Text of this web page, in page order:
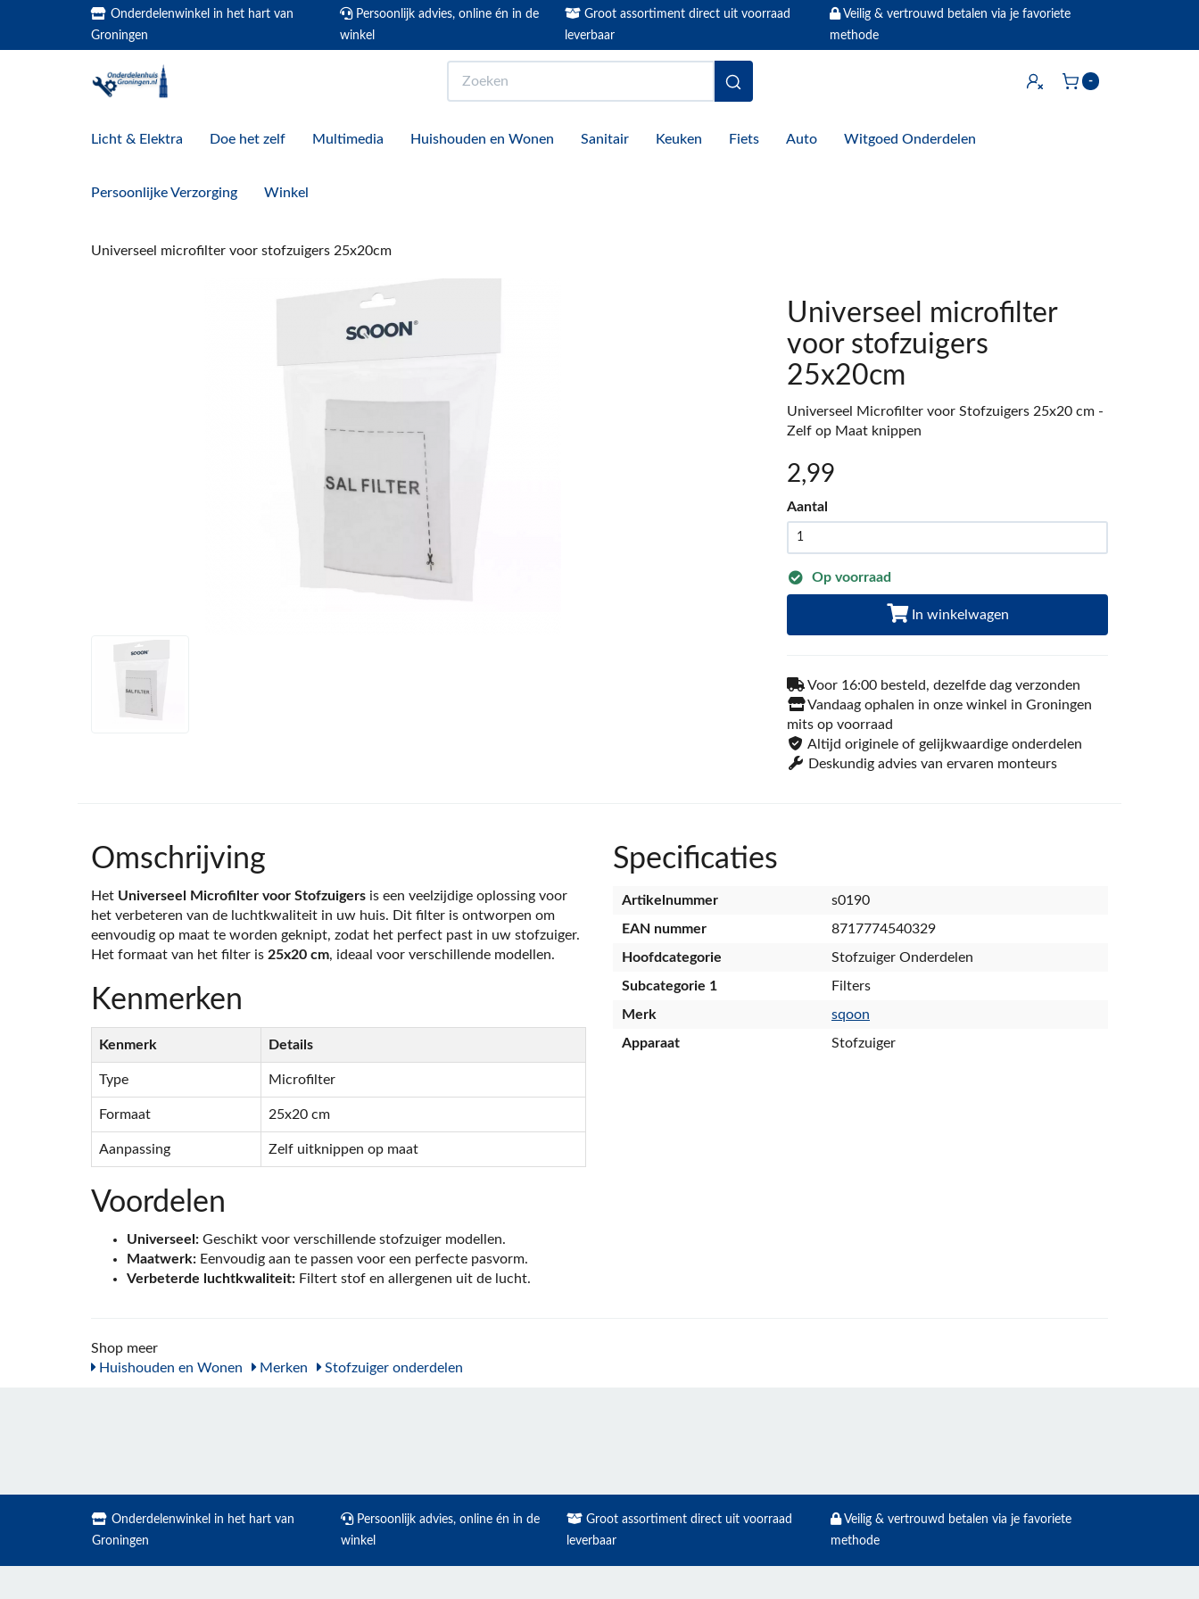
Onderdelenwinkel in het hart van
Groningen
Persoonlijk advies, online én in de
winkel
Groot assortiment direct uit voorraad
leverbaar
Veilig & vertrouwd betalen via je favoriete
methode
Inloggen -
Licht & Elektra Doe het zelf Multimedia Huishouden en Wonen Sanitair Keuken Fiets Auto Witgoed Onderdelen
Persoonlijke Verzorging Winkel
Universeel microfilter voor stofzuigers 25x20cm
Universeel microfilter
voor stofzuigers
25x20cm
Universeel Microfilter voor Stofzuigers 25x20 cm -
Zelf op Maat knippen
2,99
Aantal
Op voorraad
In winkelwagen
Voor 16:00 besteld, dezelfde dag verzonden
Vandaag ophalen in onze winkel in Groningen
mits op voorraad
Altijd originele of gelijkwaardige onderdelen
Deskundig advies van ervaren monteurs
Omschrijving
Het Universeel Microfilter voor Stofzuigers is een veelzijdige oplossing voor
het verbeteren van de luchtkwaliteit in uw huis. Dit filter is ontworpen om
eenvoudig op maat te worden geknipt, zodat het perfect past in uw stofzuiger.
Het formaat van het filter is 25x20 cm, ideaal voor verschillende modellen.
Kenmerken
Kenmerk Details
Type Microfilter
Formaat 25x20 cm
Aanpassing Zelf uitknippen op maat
Voordelen
Universeel: Geschikt voor verschillende stofzuiger modellen.
Maatwerk: Eenvoudig aan te passen voor een perfecte pasvorm.
Verbeterde luchtkwaliteit: Filtert stof en allergenen uit de lucht.
Specificaties
Artikelnummer
s0190
EAN nummer
8717774540329
Hoofdcategorie
Stofzuiger Onderdelen
Subcategorie 1
Filters
Merk
sqoon
Apparaat
Stofzuiger
Shop meer
Huishouden en Wonen
Merken Stofzuiger onderdelen
Onderdelenwinkel in het hart van
Groningen
Persoonlijk advies, online én in de
winkel
Groot assortiment direct uit voorraad
leverbaar
Veilig & vertrouwd betalen via je favoriete
methode